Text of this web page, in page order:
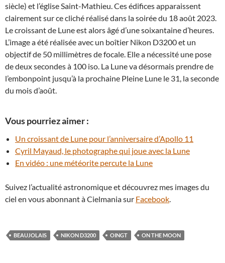
siècle) et l’église Saint-Mathieu. Ces édifices apparaissent
clairement sur ce cliché réalisé dans la soirée du 18 août 2023.
Le croissant de Lune est alors âgé d’une soixantaine d’heures.
L’image a été réalisée avec un boîtier Nikon D3200 et un
objectif de 50 millimètres de focale. Elle a nécessité une pose
de deux secondes à 100 iso. La Lune va désormais prendre de
l’embonpoint jusqu’à la prochaine Pleine Lune le 31, la seconde
du mois d’août.
Vous pourriez aimer :
Un croissant de Lune pour l’anniversaire d’Apollo 11
Cyril Mayaud, le photographe qui joue avec la Lune
En vidéo : une météorite percute la Lune
Suivez l’actualité astronomique et découvrez mes images du
ciel en vous abonnant à Cielmania sur Facebook
BEAUJOLAIS NIKON D3200 OINGT ON THE MOON